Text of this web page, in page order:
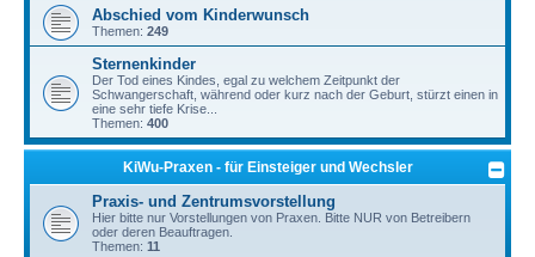
Abschied vom Kinderwunsch
Themen: 249
Sternenkinder
Der Tod eines Kindes, egal zu welchem Zeitpunkt der
Schwangerschaft, während oder kurz nach der Geburt, stürzt einen in
eine sehr tiefe Krise...
Themen: 400
KiWu-Praxen - für Einsteiger und Wechsler
Praxis- und Zentrumsvorstellung
Hier bitte nur Vorstellungen von Praxen. Bitte NUR von Betreibern
oder deren Beauftragen.
Themen: 11